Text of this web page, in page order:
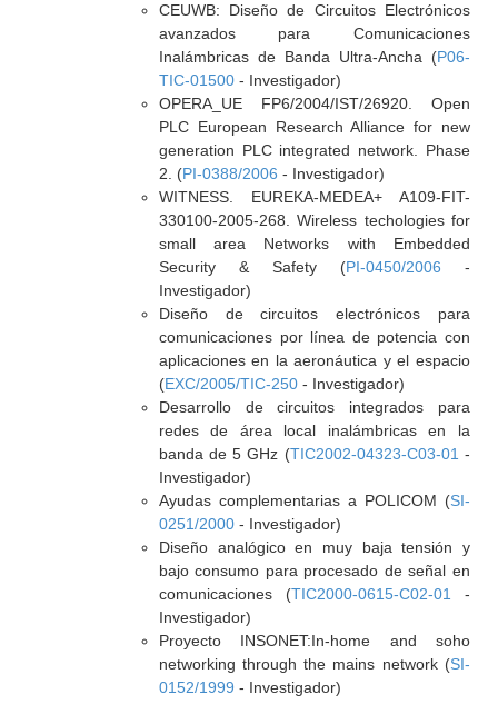
CEUWB: Diseño de Circuitos Electrónicos
avanzados para Comunicaciones
Inalámbricas de Banda Ultra-Ancha (P06-
TIC-01500- Investigador)
OPERA_UE FP6/2004/IST/26920. Open
PLC European Research Alliance for new
generation PLC integrated network. Phase
2. (PI-0388/2006 - Investigador)
WITNESS. EUREKA-MEDEA+ A109-FIT-
330100-2005-268. Wireless techologies for
small area Networks with Embedded
Security & Safety (PI-0450/2006 -
Investigador)
Diseño de circuitos electrónicos para
comunicaciones por línea de potencia con
aplicaciones en la aeronáutica y el espacio
(EXC/2005/TIC-250- Investigador)
Desarrollo de circuitos integrados para
redes de área local inalámbricas en la
banda de 5 GHz (TIC2002-04323-C03-01 -
Investigador)
Ayudas complementarias a POLICOM (SI-
0251/2000- Investigador)
Diseño analógico en muy baja tensión y
bajo consumo para procesado de señal en
comunicaciones (TIC2000-0615-C02-01
-
Investigador)
Proyecto INSONET:In-home and soho
networking through the mains network (SI-
0152/1999 - Investigador)